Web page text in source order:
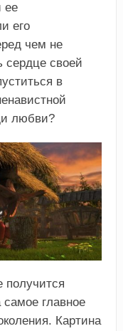
ее
его
чем не
сердце своей
в
любви?
самое главное
Картина